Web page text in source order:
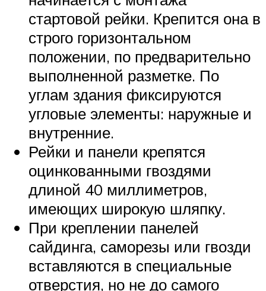
стартовой рейки. Крепится она в
строго горизонтальном
положении, по предварительно
выполненной разметке. По
углам здания фиксируются
угловые элементы: наружные и
внутренние.
Рейки и панели крепятся
оцинкованными гвоздями
длиной 40 миллиметров,
имеющих широкую шляпку.
При креплении панелей
сайдинга, саморезы или гвозди
вставляются в специальные
отверстия, но не до самого